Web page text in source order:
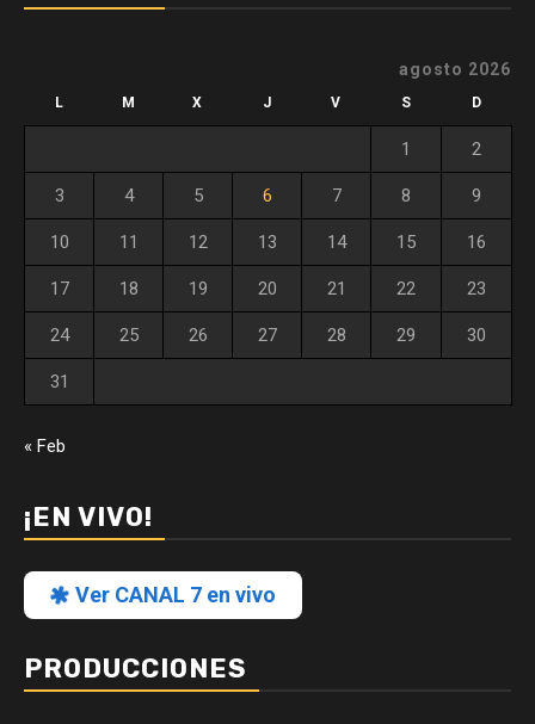
agosto 2026
L M X J V S D
1 2
3 4 5 6 7 8 9
10 11 12 13 14 15 16
17 18 19 20 21 22 23
24 25 26 27 28 29 30
31
« Feb
¡EN VIVO!
Ver CANAL 7 en vivo
PRODUCCIONES